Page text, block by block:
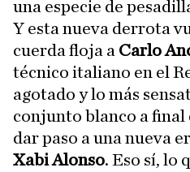
una especie de
Y esta nueva derrota
cuerda floja a Carlo
técnico italiano en el
agotado y lo más
conjunto blanco a final
dar paso a una nueva
Xabi Alonso. Eso sí, lo